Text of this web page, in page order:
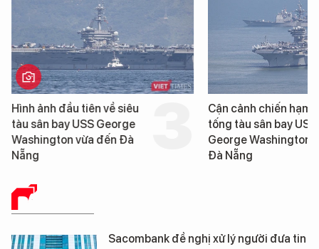
Hình ảnh đầu tiên về siêu
tàu sân bay USS George
Washington vừa đến Đà
Nẵng
Cận cảnh chiến hạm
tống tàu sân bay USS
George Washington
Đà Nẵng
BÁO CHÍ SỐ
Sacombank đề nghị xử lý người đưa tin